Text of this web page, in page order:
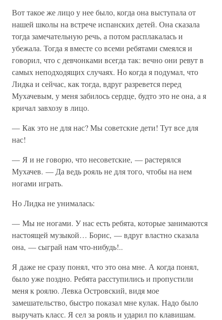
Вот такое же лицо у нее было, когда она выступала от
нашей школы на встрече испанских детей. Она сказала
тогда замечательную речь, а потом расплакалась и
убежала. Тогда я вместе со всеми ребятами смеялся и
говорил, что с девчонками всегда так: вечно они ревут в
самых неподходящих случаях. Но когда я подумал, что
Лидка и сейчас, как тогда, вдруг разревется перед
Мухачевым, у меня забилось сердце, будто это не она, а я
кричал завхозу в лицо.
— Как это не для нас? Мы советские дети! Тут все для
нас!
— Я и не говорю, что несоветские, — растерялся
Мухачев. — Да ведь рояль не для того, чтобы на нем
ногами играть.
Но Лидка не унималась:
— Мы не ногами. У нас есть ребята, которые занимаются
настоящей музыкой… Борис, — вдруг властно сказала
она, — сыграй нам что-нибудь!..
Я даже не сразу понял, что это она мне. А когда понял,
было уже поздно. Ребята расступились и пропустили
меня к роялю. Левка Островский, видя мое
замешательство, быстро показал мне кулак. Надо было
выручать класс. Я сел за рояль и ударил по клавишам.